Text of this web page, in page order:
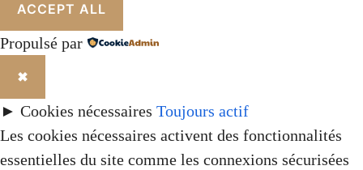
ACCEPT ALL
Propulsé par
✖
► Cookies nécessaires Toujours actif
Les cookies nécessaires activent des fonctionnalités
essentielles du site comme les connexions sécurisées